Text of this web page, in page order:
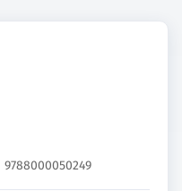
9788000050249